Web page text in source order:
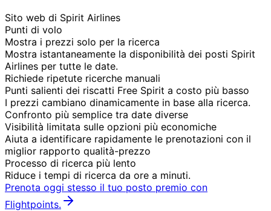
Sito web di Spirit Airlines
Punti di volo
Mostra i prezzi solo per la ricerca
Mostra istantaneamente la disponibilità dei posti Spirit
Airlines per tutte le date.
Richiede ripetute ricerche manuali
Punti salienti dei riscatti Free Spirit a costo più basso
I prezzi cambiano dinamicamente in base alla ricerca.
Confronto più semplice tra date diverse
Visibilità limitata sulle opzioni più economiche
Aiuta a identificare rapidamente le prenotazioni con il
miglior rapporto qualità-prezzo
Processo di ricerca più lento
Riduce i tempi di ricerca da ore a minuti.
Prenota oggi stesso il tuo posto premio con
Flightpoints.